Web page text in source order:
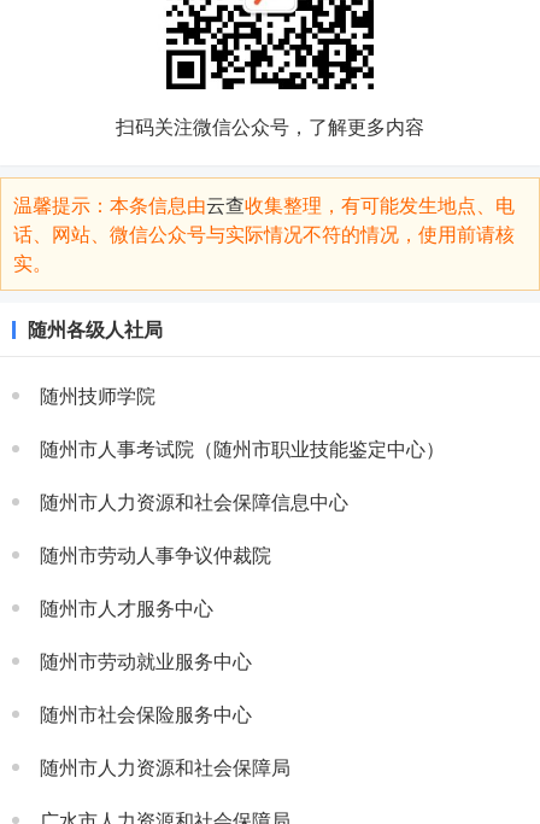
扫码关注微信公众号，了解更多内容
温馨提示：本条信息由云查收集整理，有可能发生地点、电
话、网站、微信公众号与实际情况不符的情况，使用前请核
实。
随州各级人社局
随州技师学院
随州市人事考试院（随州市职业技能鉴定中心）
随州市人力资源和社会保障信息中心
随州市劳动人事争议仲裁院
随州市人才服务中心
随州市劳动就业服务中心
随州市社会保险服务中心
随州市人力资源和社会保障局